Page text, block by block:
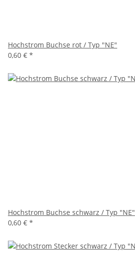
Hochstrom Buchse rot / Typ "NE"
0,60 € *
Hochstrom Buchse schwarz / Typ "NE"
0,60 € *